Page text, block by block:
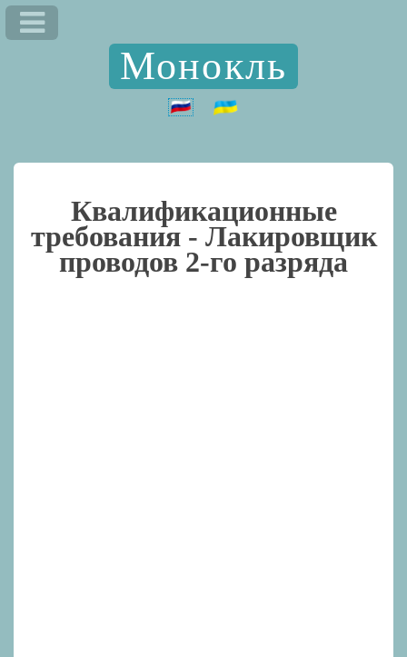
Монокль
Квалификационные
требования - Лакировщик
проводов 2-го разряда